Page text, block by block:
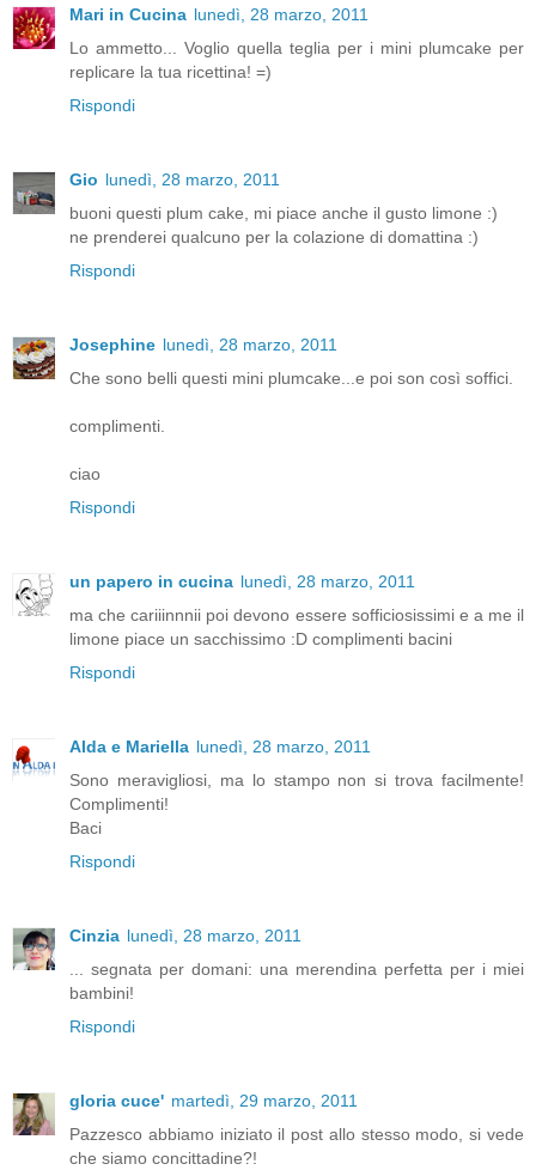
Mari in Cucina lunedì, 28 marzo, 2011
Lo ammetto... Voglio quella teglia per i mini plumcake per
replicare la tua ricettina! =)
Rispondi
Gio lunedì, 28 marzo, 2011
buoni questi plum cake, mi piace anche il gusto limone :)
ne prenderei qualcuno per la colazione di domattina :)
Rispondi
Josephine lunedì, 28 marzo, 2011
Che sono belli questi mini plumcake...e poi son così soffici.
complimenti.
ciao
Rispondi
un papero in cucina lunedì, 28 marzo, 2011
ma che cariiinnnii poi devono essere sofficiosissimi e a me il
limone piace un sacchissimo :D complimenti bacini
Rispondi
Alda e Mariella lunedì, 28 marzo, 2011
Sono meravigliosi, ma lo stampo non si trova facilmente!
Complimenti!
Baci
Rispondi
Cinzia lunedì, 28 marzo, 2011
... segnata per domani: una merendina perfetta per i miei
bambini!
Rispondi
gloria cuce' martedì, 29 marzo, 2011
Pazzesco abbiamo iniziato il post allo stesso modo, si vede
che siamo concittadine?!